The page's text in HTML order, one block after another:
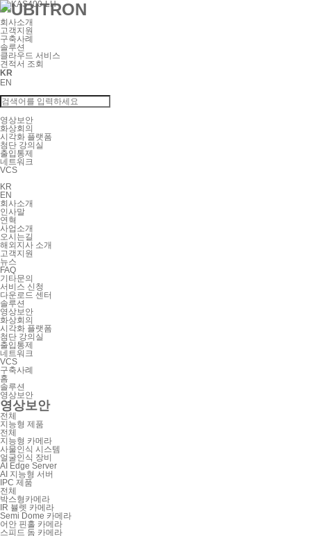
회사소개
고객지원
구축사례
솔루션
클라우드 서비스
견적서 조회
KR
EN
영상보안
화상회의
시각화 플랫폼
첨단 강의실
출입통제
네트워크
VCS
KR
EN
회사소개
인사말
연혁
사업소개
오시는길
해외지사 소개
고객지원
뉴스
FAQ
기타문의
서비스 신청
다운로드 센터
솔루션
영상보안
화상회의
시각화 플랫폼
첨단 강의실
출입통제
네트워크
VCS
구축사례
홈
솔루션
영상보안
영상보안
전체
지능형 제품
전체
지능형 카메라
사물인식 시스템
얼굴인식 장비
AI Edge Server
AI 지능형 서버
IPC 제품
전체
박스형카메라
IR 뷸렛 카메라
Semi Dome 카메라
어안 핀홀 카메라
스피드 돔 카메라